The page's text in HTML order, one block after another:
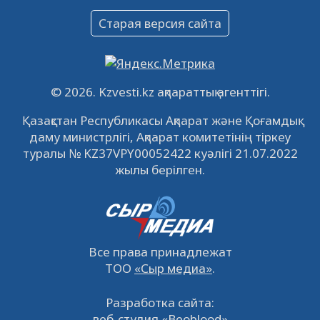
Объявление
09.12.2022
Свободные рабочие места
встречу с инвесторами в Кызылорде 22
ноября
21.11.2022 14956 0
© 2026. Kzvesti.kz ақпараттық агенттігі.
Қазақстан Республикасы Ақпарат және Қоғамдық
даму министрлігі, Ақпарат комитетінің тіркеу
туралы № KZ37VPY00052422 куәлігі 21.07.2022
жылы берілген.
Все права принадлежат
ТОО «Сыр медиа».
Старая версия сайта
Разработка сайта: